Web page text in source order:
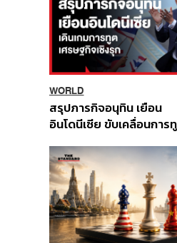
WORLD
สรุปภารกิจอนุทิน เยือน
อินโดนีเซีย ขับเคลื่อนการ
ส่วนยุทธศาสตร์ไทย –
อินโดนีเซีย